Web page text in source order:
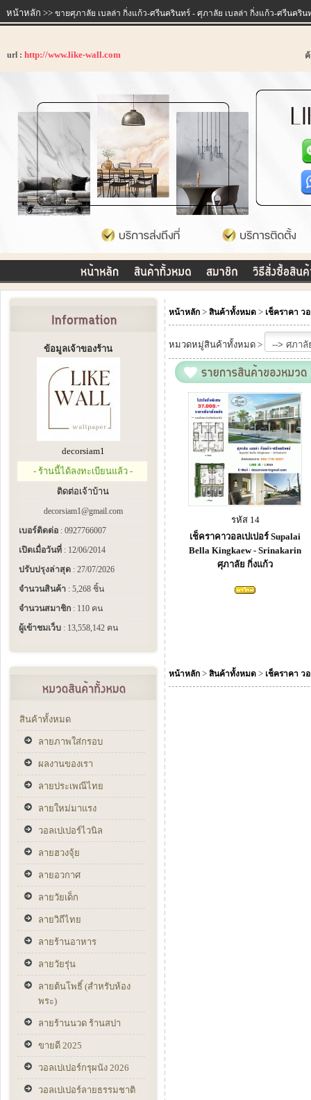
หน้าหลัก >> ขายศุภาลัย เบลล่า กิ่งแก้ว-ศรีนครินทร์ - ศุภาลัย เบลล่า กิ่งแก้ว-ศรีนคริน
url : http://www.like-wall.com
ข้อมูลเจ้าของร้าน
decorsiam1
- ร้านนี้ได้ลงทะเบียนแล้ว -
ติดต่อเจ้าบ้าน
decorsiam1@gmail.com
เบอร์ติดต่อ : 0927766007
เปิดเมื่อวันที่ : 12/06/2014
ปรับปรุงล่าสุด : 27/07/2026
จำนวนสินค้า : 5,268 ชิ้น
จำนวนสมาชิก : 110 คน
ผู้เข้าชมเว็บ : 13,558,142 คน
สินค้าทั้งหมด
ลายภาพใส่กรอบ
ผลงานของเรา
ลายประเพณีไทย
ลายใหม่มาแรง
วอลเปเปอร์ไวนิล
ลายฮวงจุ้ย
ลายอวกาศ
ลายวัยเด็ก
ลายวิถีไทย
ลายร้านอาหาร
ลายวัยรุ่น
ลายต้นโพธิ์ (สำหรับห้อง
พระ)
ลายร้านนวด ร้านสปา
ขายดี 2025
วอลเปเปอร์กรุผนัง 2026
วอลเปเปอร์ลายธรรมชาติ
หน้าหลัก > สินค้าทั้งหมด > เช็คราคา ว
หมวดหมู่สินค้าทั้งหมด >
รหัส 14
เช็คราคาวอลเปเปอร์ Supalai
Bella Kingkaew - Srinakarin
ศุภาลัย กิ่งแก้ว
หน้าหลัก > สินค้าทั้งหมด > เช็คราคา ว